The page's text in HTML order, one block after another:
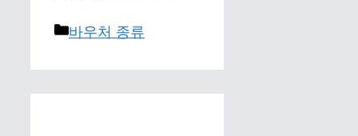
Categories
바우처 종류